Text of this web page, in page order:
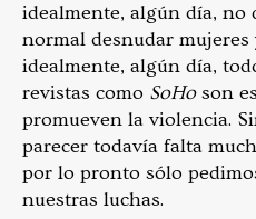
idealmente, algún día, no
normal desnudar mujeres
idealmente, algún día,
revistas como SoHoson
promueven la violencia.
parecer todavía falta
por lo pronto sólo
nuestras luchas.